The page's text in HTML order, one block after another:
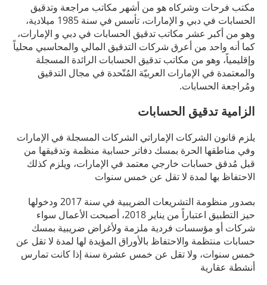
مكتب فرحات وشركاه هو من أشهر مكاتب مراجعة وتدقيق
الحسابات في دبي و الإمارات، تأسس في سنة 1985 ميلادية،
وهو من أكبر عشر مكاتب تدقيق الحسابات في دبي و الإمارات،
كما أنه واحد من أعرق شركات التدقيق المالي والمحاسبي محلياً
وإقليمياً، وهو من مكاتب تدقيق الحسابات الرائدة المسجلة
والمعتمدة في الإمارات العربيّة المُتّحدة في مجال التدقيق
ومُراجعة الحسابات.
الزامية تدقيق الحسابات
يلزم قانون الشركات الإماراتي الشركات المسجلة في الإمارات
وفي مناطقها الحرة بمسك دفاتر حسابية منظمة وتدقيقها من
قبل مُدقق حسابات خارجي معتمد في الإمارات، ويلزم كذلك
الاحتفاظ بها لمدة لا تقل عن خمس سنوات
بصدور منظومة التشريعات الضريبية في سنة 2017 ودخولها
حيز التطبيق اعتباراً من يناير 2018، أصبحت الأعمال سواء
شركات أو مؤسسات فردية ملزمة ولأغراض ضريبية بمسك
حسابات منتظمة والاحتفاظ بالأوراق المؤيدة لها لمدة لا تقل عن
خمس سنوات، ولا تقل عن خمس عشرة سنة إذا كانت تمارس
أنشطة عقارية